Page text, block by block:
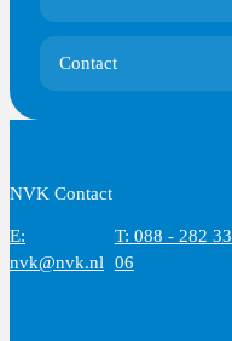
Contact
NVK Contact
E:
nvk@nvk.nl
T: 088 - 282 33
06